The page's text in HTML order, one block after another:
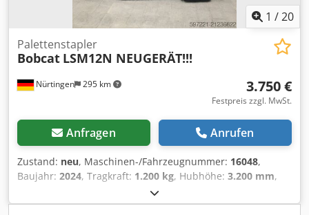
1 /20
Nürtingen 295 km
Palettenstapler
Bobcat LSM12N NEUGERÄT!!!
3.750 €
Festpreis zzgl. MwSt.
Anfragen Anrufen
Zustand: neu, Maschinen-/Fahrzeugnummer: 16048,
Baujahr: 2024, Tragkraft: 1.200 kg, Hubhöhe: 3.200 mm,
, Kraftstofftyp:
Masttyp:Simplex, Bauhöhe:2.080 mm, Batteriespannung: